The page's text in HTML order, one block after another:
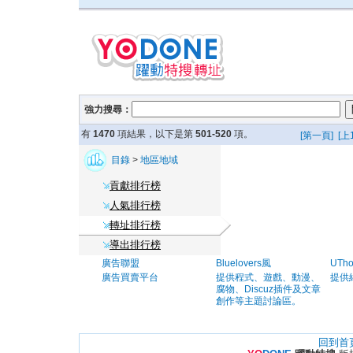
強力搜尋：
有 1470 項結果，以下是第 501-520 項。 [第一頁] [上
目錄 > 地區地域
貢獻排行榜
人氣排行榜
轉址排行榜
導出排行榜
廣告聯盟
廣告買賣平台
Bluelovers風
提供程式、遊戲、動漫、
腐物、Discuz插件及文章
創作等主題討論區。
提供
回到首